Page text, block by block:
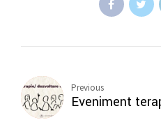
Previous
Eveniment